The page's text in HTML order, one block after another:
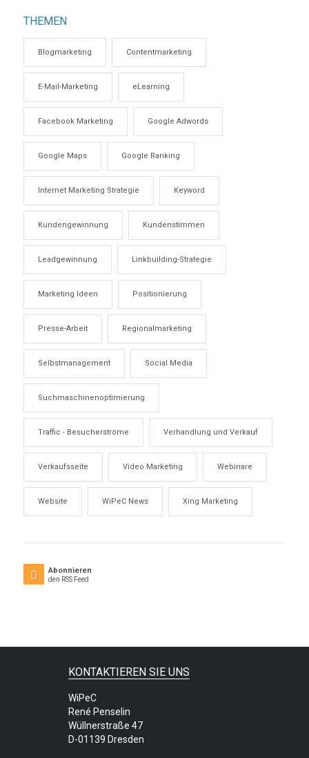
THEMEN
Blogmarketing Contentmarketing
E-Mail-Marketing eLearning
Facebook Marketing Google Adwords
Google Maps Google Ranking
Internet Marketing Strategie Keyword
Kundengewinnung Kundenstimmen
Leadgewinnung Linkbuilding-Strategie
Marketing Ideen Positionierung
Presse-Arbeit Regionalmarketing
Selbstmanagement Social Media
Suchmaschinenoptimierung
Traffic - Besucherströme Verhandlung und Verkauf
Verkaufsseite Video Marketing Webinare
Website WiPeC News Xing Marketing
Abonnieren
den RSS Feed
KONTAKTIEREN SIE UNS
WiPeC
René Penselin
Wüllnerstraße 47
D-01139 Dresden